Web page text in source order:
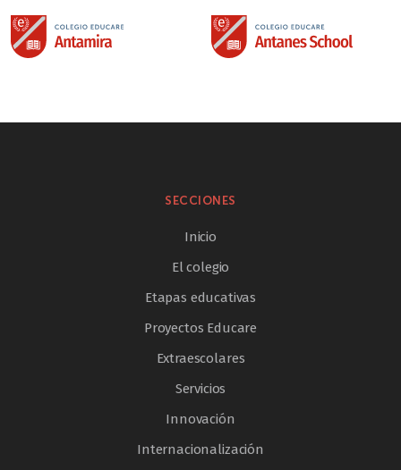
SECCIONES
Inicio
El colegio
Etapas educativas
Proyectos Educare
Extraescolares
Servicios
Innovación
Internacionalización